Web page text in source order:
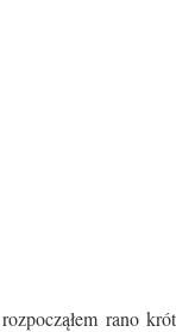
rano